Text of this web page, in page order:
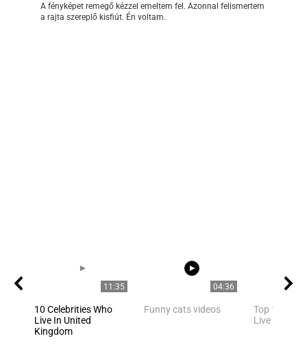
A fényképet remegő kézzel emeltem fel. Azonnal felismertem
a rajta szereplő kisfiút. Én voltam.
11:35
10 Celebrities Who
Live In United
Kingdom
04:36
Funny cats videos
Top 10
Live in